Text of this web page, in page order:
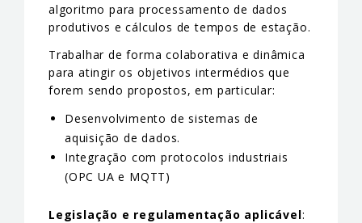
algoritmo para processamento de dados
produtivos e cálculos de tempos de estação.
Trabalhar de forma colaborativa e dinâmica
para atingir os objetivos intermédios que
forem sendo propostos, em particular:
Desenvolvimento de sistemas de
aquisição de dados.
Integração com protocolos industriais
(OPC UA e MQTT)
Legislação e regulamentação aplicável: